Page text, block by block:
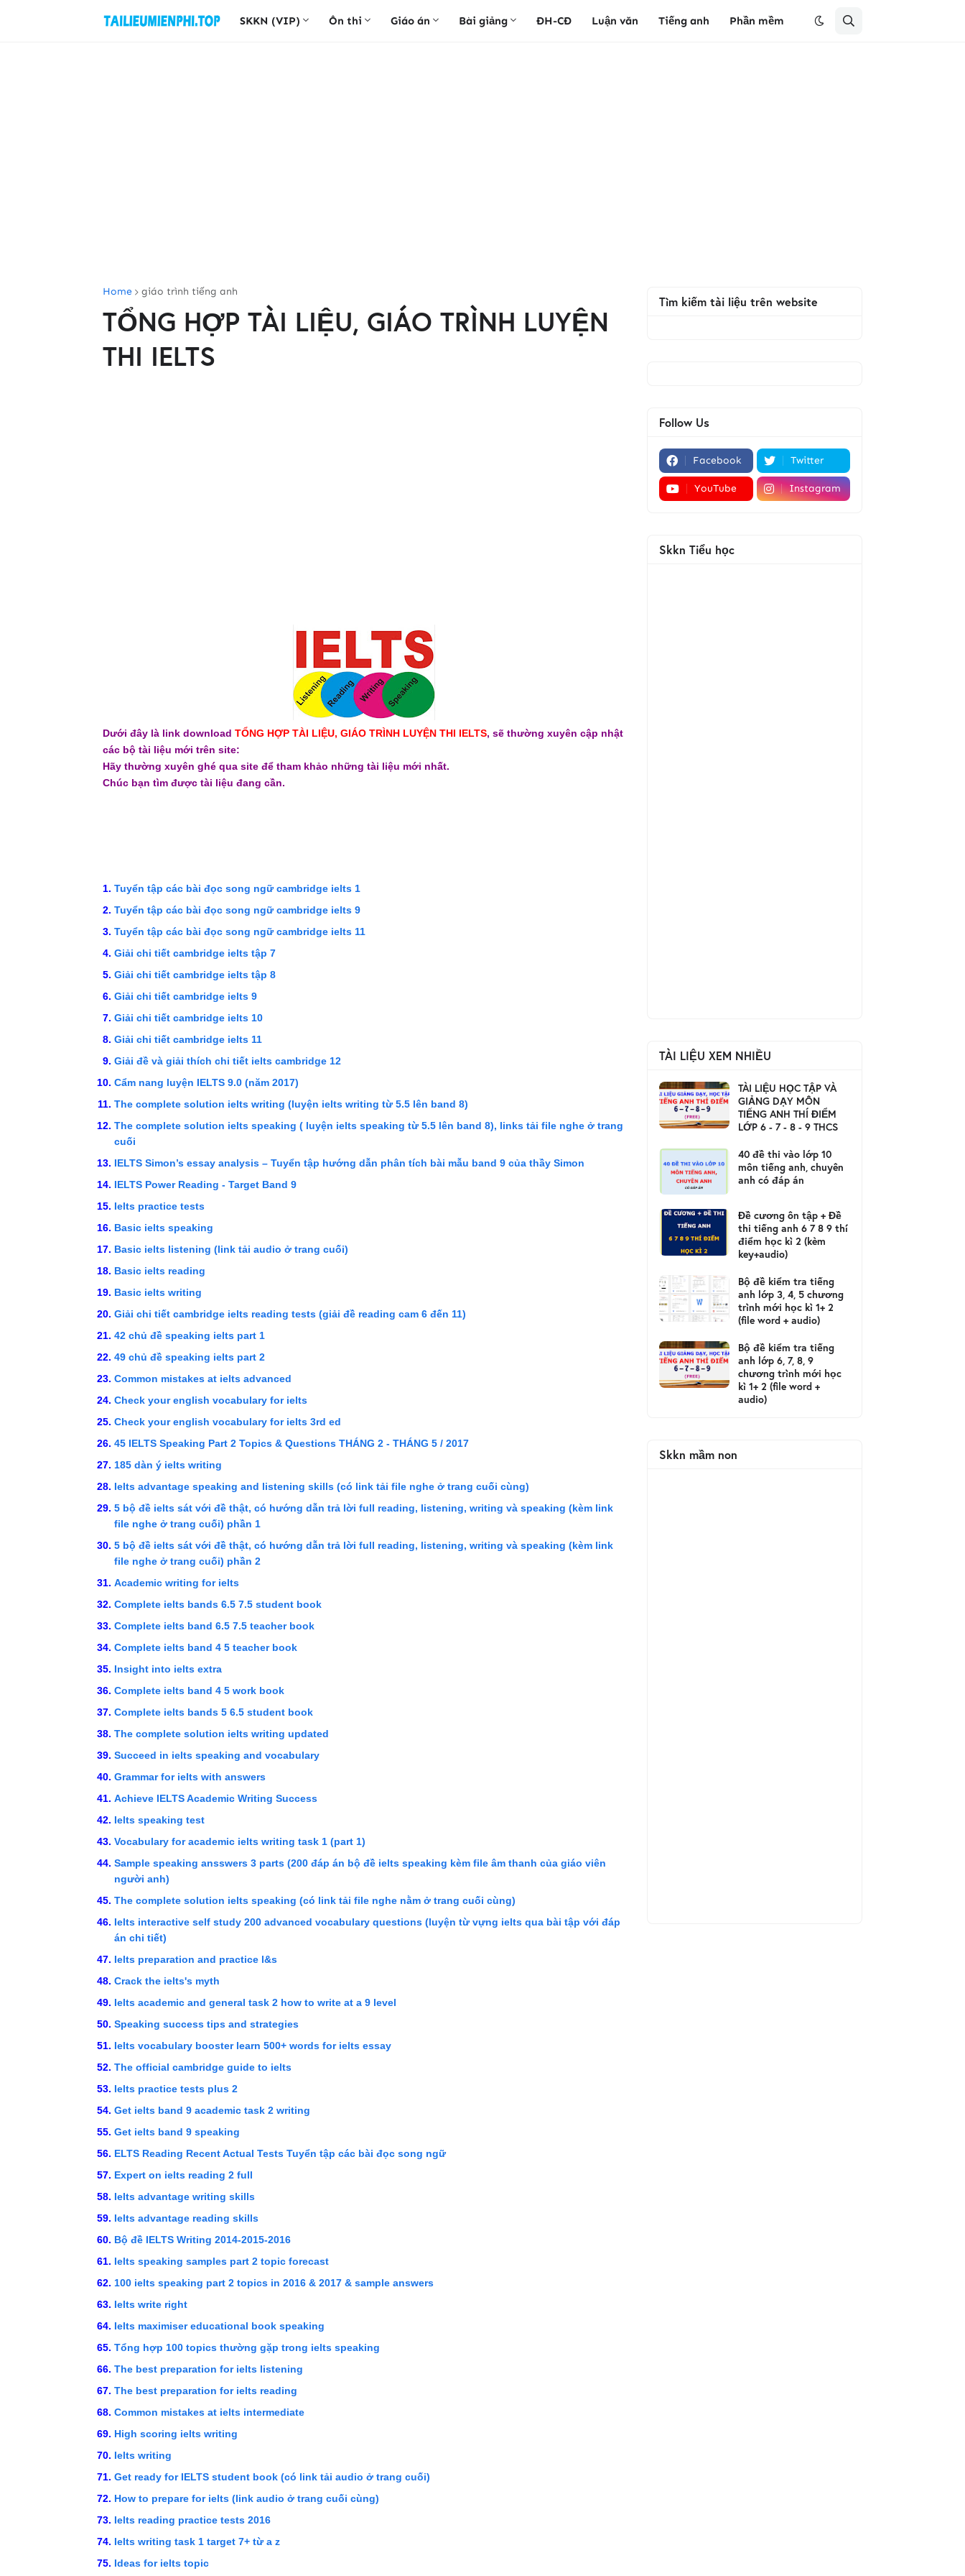
SKKN (VIP) Ôn thi Giáo án Bài giảng ĐH-CĐ Luận văn Tiếng anh Phần mềm
Home giáo trình tiếng anh
TỔNG HỢP TÀI LIỆU, GIÁO TRÌNH LUYỆN
THI IELTS
Dưới đây là link download TỔNG HỢP TÀI LIỆU, GIÁO TRÌNH LUYỆN THI IELTS, sẽ thường xuyên cập nhật
các bộ tài liệu mới trên site:
Hãy thường xuyên ghé qua site để tham khảo những tài liệu mới nhất.
Chúc bạn tìm được tài liệu đang cần.
Tuyển tập các bài đọc song ngữ cambridge ielts 1
Tuyển tập các bài đọc song ngữ cambridge ielts 9
Tuyển tập các bài đọc song ngữ cambridge ielts 11
Giải chi tiết cambridge ielts tập 7
Giải chi tiết cambridge ielts tập 8
Giải chi tiết cambridge ielts 9
Giải chi tiết cambridge ielts 10
Giải chi tiết cambridge ielts 11
Giải đề và giải thích chi tiết ielts cambridge 12
Cẩm nang luyện IELTS 9.0 (năm 2017)
The complete solution ielts writing (luyện ielts writing từ 5.5 lên band 8)
The complete solution ielts speaking ( luyện ielts speaking từ 5.5 lên band 8), links tải file nghe ở trang
cuối
IELTS Simon’s essay analysis – Tuyển tập hướng dẫn phân tích bài mẫu band 9 của thầy Simon
IELTS Power Reading - Target Band 9
Ielts practice tests
Basic ielts speaking
Basic ielts listening (link tải audio ở trang cuối)
Basic ielts reading
Basic ielts writing
Giải chi tiết cambridge ielts reading tests (giải đề reading cam 6 đến 11)
42 chủ đề speaking ielts part 1
49 chủ đề speaking ielts part 2
Common mistakes at ielts advanced
Check your english vocabulary for ielts
Check your english vocabulary for ielts 3rd ed
45 IELTS Speaking Part 2 Topics & Questions THÁNG 2 - THÁNG 5 / 2017
185 dàn ý ielts writing
Ielts advantage speaking and listening skills (có link tải file nghe ở trang cuối cùng)
5 bộ đề ielts sát với đề thật, có hướng dẫn trả lời full reading, listening, writing và speaking (kèm link
file nghe ở trang cuối) phần 1
5 bộ đề ielts sát với đề thật, có hướng dẫn trả lời full reading, listening, writing và speaking (kèm link
file nghe ở trang cuối) phần 2
Academic writing for ielts
Complete ielts bands 6.5 7.5 student book
Complete ielts band 6.5 7.5 teacher book
Complete ielts band 4 5 teacher book
Insight into ielts extra
Complete ielts band 4 5 work book
Complete ielts bands 5 6.5 student book
The complete solution ielts writing updated
Succeed in ielts speaking and vocabulary
Grammar for ielts with answers
Achieve IELTS Academic Writing Success
Ielts speaking test
Vocabulary for academic ielts writing task 1 (part 1)
Sample speaking ansswers 3 parts (200 đáp án bộ đề ielts speaking kèm file âm thanh của giáo viên
người anh)
The complete solution ielts speaking (có link tải file nghe nằm ở trang cuối cùng)
Ielts interactive self study 200 advanced vocabulary questions (luyện từ vựng ielts qua bài tập với đáp
án chi tiết)
Ielts preparation and practice l&s
Crack the ielts's myth
Ielts academic and general task 2 how to write at a 9 level
Speaking success tips and strategies
Ielts vocabulary booster learn 500+ words for ielts essay
The official cambridge guide to ielts
Ielts practice tests plus 2
Get ielts band 9 academic task 2 writing
Get ielts band 9 speaking
ELTS Reading Recent Actual Tests Tuyển tập các bài đọc song ngữ
Expert on ielts reading 2 full
Ielts advantage writing skills
Ielts advantage reading skills
Bộ đề IELTS Writing 2014-2015-2016
Ielts speaking samples part 2 topic forecast
100 ielts speaking part 2 topics in 2016 & 2017 & sample answers
Ielts write right
Ielts maximiser educational book speaking
Tổng hợp 100 topics thường gặp trong ielts speaking
The best preparation for ielts listening
The best preparation for ielts reading
Common mistakes at ielts intermediate
High scoring ielts writing
Ielts writing
Get ready for IELTS student book (có link tải audio ở trang cuối)
How to prepare for ielts (link audio ở trang cuối cùng)
Ielts reading practice tests 2016
Ielts writing task 1 target 7+ từ a z
Ideas for ielts topic
Tìm kiếm tài liệu trên website
Follow Us
Facebook Twitter
YouTube Instagram
Skkn Tiểu học
TÀI LIỆU XEM NHIỀU
TÀI LIỆU HỌC TẬP VÀ
GIẢNG DẠY MÔN
TIẾNG ANH THÍ ĐIỂM
LỚP 6 - 7 - 8 - 9 THCS
40 đề thi vào lớp 10
môn tiếng anh, chuyên
anh có đáp án
Đề cương ôn tập + Đề
thi tiếng anh 6 7 8 9 thí
điểm học kì 2 (kèm
key+audio)
Bộ đề kiểm tra tiếng
anh lớp 3, 4, 5 chương
trình mới học kì 1+ 2
(file word + audio)
Bộ đề kiểm tra tiếng
anh lớp 6, 7, 8, 9
chương trình mới học
kì 1+ 2 (file word +
audio)
Skkn mầm non